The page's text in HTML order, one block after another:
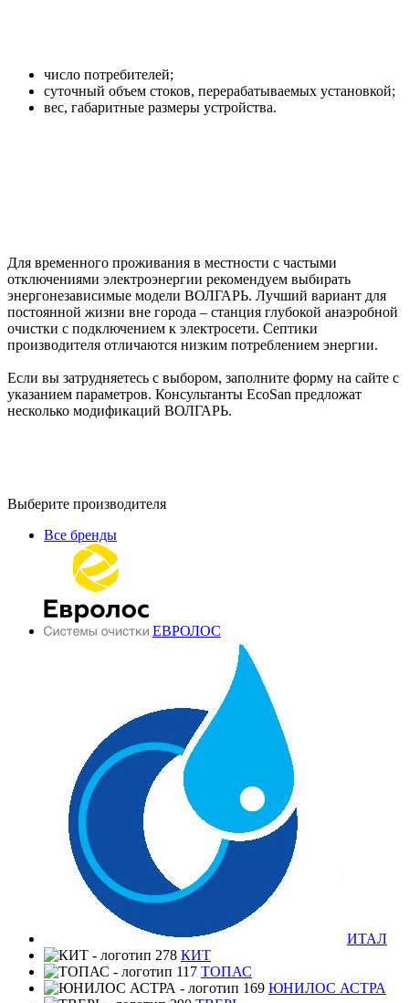
число потребителей;
суточный объем стоков, перерабатываемых установкой;
вес, габаритные размеры устройства.
Для временного проживания в местности с частыми
отключениями электроэнергии рекомендуем выбирать
энергонезависимые модели ВОЛГАРЬ. Лучший вариант для
постоянной жизни вне города – станция глубокой анаэробной
очистки с подключением к электросети. Септики
производителя отличаются низким потреблением энергии.
Если вы затрудняетесь с выбором, заполните форму на сайте с
указанием параметров. Консультанты EcoSan предложат
несколько модификаций ВОЛГАРЬ.
Выберите производителя
Все бренды
ЕВРОЛОС
ИТАЛ
КИТ
ТОПАС
ЮНИЛОС АСТРА